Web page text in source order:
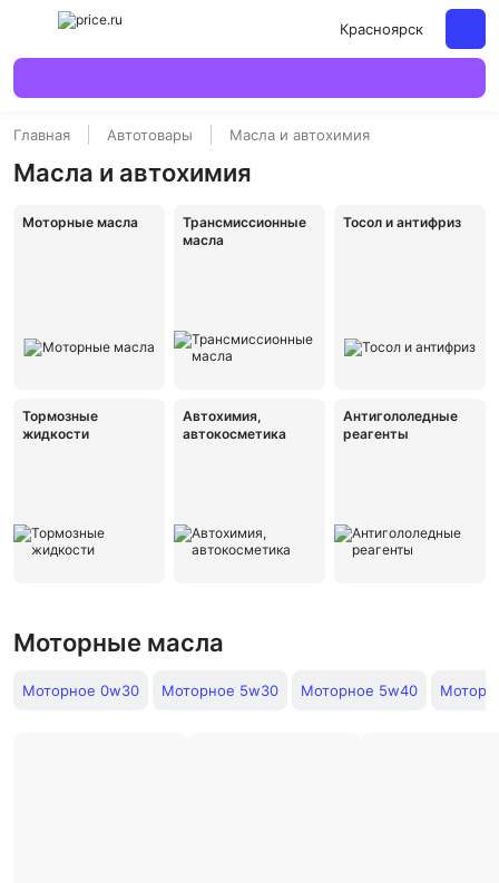
Красноярск
Главная Автотовары Масла и автохимия
Масла и автохимия
Моторные масла
Трансмиссионные
масла
Тосол и антифриз
Тормозные
жидкости
Автохимия,
автокосметика
Антигололедные
реагенты
Моторные масла
Моторное 0w30 Моторное 5w30 Моторное 5w40